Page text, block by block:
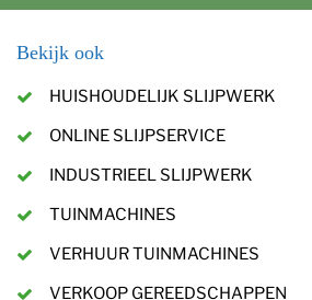
Bekijk ook
HUISHOUDELIJK SLIJPWERK
ONLINE SLIJPSERVICE
INDUSTRIEEL SLIJPWERK
TUINMACHINES
VERHUUR TUINMACHINES
VERKOOP GEREEDSCHAPPEN